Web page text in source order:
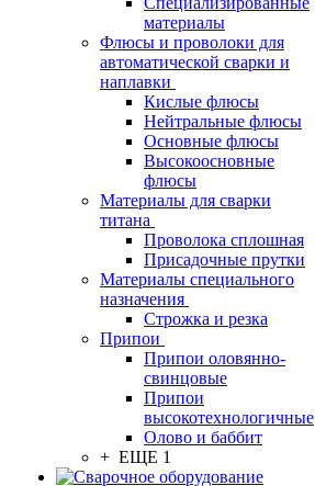
материалы
Флюсы и проволоки для
автоматической сварки и
наплавки
Кислые флюсы
Нейтральные флюсы
Основные флюсы
Высокоосновные
флюсы
Материалы для сварки
титана
Проволока сплошная
Присадочные прутки
Материалы специального
назначения
Строжка и резка
Припои
Припои оловянно-
свинцовые
Припои
высокотехнологичные
Олово и баббит
+ ЕЩЕ 1